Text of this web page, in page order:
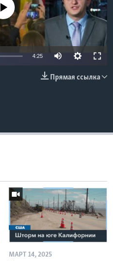
currently available
4:25
Прямая ссылка
МАРТ 14, 2025